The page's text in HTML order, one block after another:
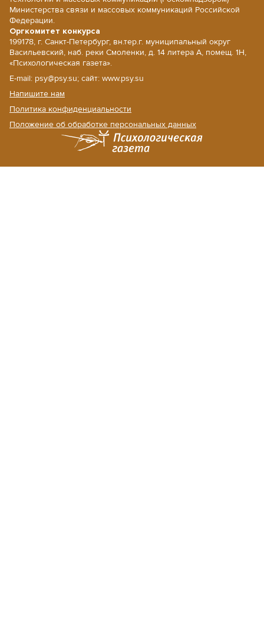
Министерства связи и массовых коммуникаций Российской
Федерации.
Оргкомитет конкурса
199178, г. Санкт-Петербург, вн.тер.г. муниципальный округ
Васильевский, наб. реки Смоленки, д. 14 литера А, помещ. 1Н,
«Психологическая газета».
E-mail: psy@psy.su; сайт: www.psy.su
Напишите нам
Политика конфиденциальности
Положение об обработке персональных данных